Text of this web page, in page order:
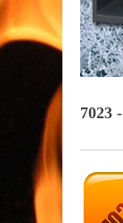
7023